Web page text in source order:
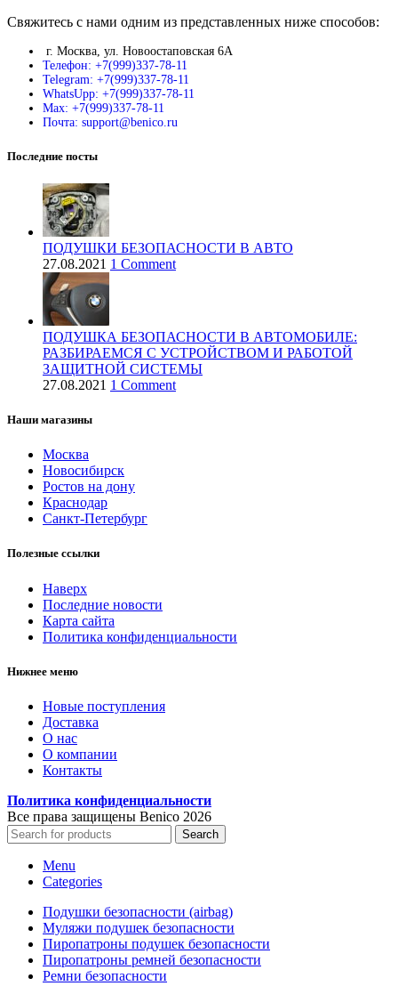
Свяжитесь с нами одним из представленных ниже способов:
г. Москва, ул. Новоостаповская 6А
Телефон: +7(999)337-78-11
Telegram: +7(999)337-78-11
WhatsUpp: +7(999)337-78-11
Max: +7(999)337-78-11
Почта: support@benico.ru
Последние посты
ПОДУШКИ БЕЗОПАСНОСТИ В АВТО
27.08.2021 1 Comment
ПОДУШКА БЕЗОПАСНОСТИ В АВТОМОБИЛЕ:
РАЗБИРАЕМСЯ С УСТРОЙСТВОМ И РАБОТОЙ
ЗАЩИТНОЙ СИСТЕМЫ
27.08.2021 1 Comment
Наши магазины
Москва
Новосибирск
Ростов на дону
Краснодар
Санкт-Петербург
Полезные ссылки
Наверх
Последние новости
Карта сайта
Политика конфиденциальности
Нижнее меню
Новые поступления
Доставка
О нас
О компании
Контакты
Политика конфиденциальности
Все права защищены Benico 2026
Search
Menu
Categories
Подушки безопасности (airbag)
Муляжи подушек безопасности
Пиропатроны подушек безопасности
Пиропатроны ремней безопасности
Ремни безопасности